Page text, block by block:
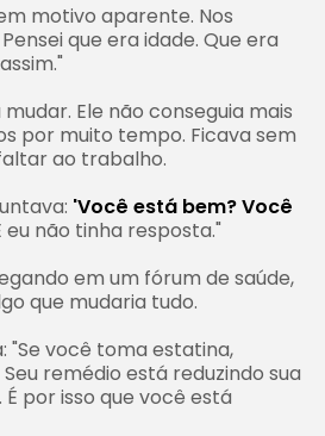
motivo aparente. Nos
que era idade. Que era
Ele não conseguia mais
por muito tempo. Ficava sem
ao trabalho.
'Você está bem? Você
eu não tinha resposta."
em um fórum de saúde,
que mudaria tudo.
"Se você toma estatina,
remédio está reduzindo sua
É por isso que você está